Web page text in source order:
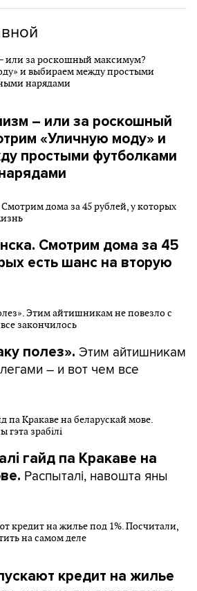
– или за роскошный
«Уличную моду» и
простыми футболками
Смотрим дома за 45
есть шанс на вторую
полез». Этим айтишникам
– и вот чем все
гайд па Кракаве на
Распыталі, навошта яны
кредит на жилье